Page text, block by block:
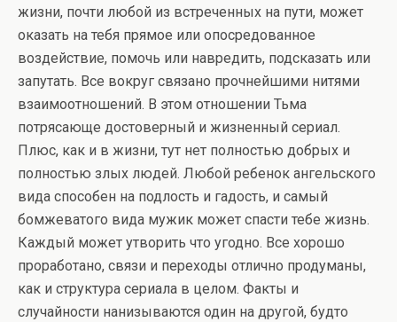
жизни, почти любой из встреченных на пути, может
оказать на тебя прямое или опосредованное
воздействие, помочь или навредить, подсказать или
запутать. Все вокруг связано прочнейшими нитями
взаимоотношений. В этом отношении Тьма
потрясающе достоверный и жизненный сериал.
Плюс, как и в жизни, тут нет полностью добрых и
полностью злых людей. Любой ребенок ангельского
вида способен на подлость и гадость, и самый
бомжеватого вида мужик может спасти тебе жизнь.
Каждый может утворить что угодно. Все хорошо
проработано, связи и переходы отлично продуманы,
как и структура сериала в целом. Факты и
случайности нанизываются один на другой, будто